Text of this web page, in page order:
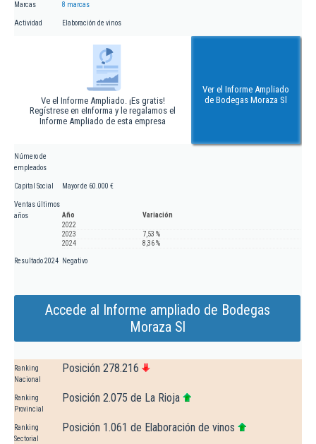
Marcas 8 marcas
Actividad Elaboración de vinos
Ve el Informe Ampliado. ¡Es gratis!
Regístrese en eInforma y le regalamos el
Informe Ampliado de esta empresa
Ver el Informe Ampliado
de Bodegas Moraza Sl
Número de
empleados
Capital Social Mayor de 60.000 €
Ventas últimos
años
Año
Variación
2022
2023
7,53 %
2024
8,36 %
Resultado 2024 Negativo
Accede al Informe ampliado de Bodegas
Moraza Sl
Ranking
Nacional
Posición 278.216
Ranking
Provincial
Posición 2.075 de La Rioja
Ranking
Sectorial
Posición 1.061 de Elaboración de vinos